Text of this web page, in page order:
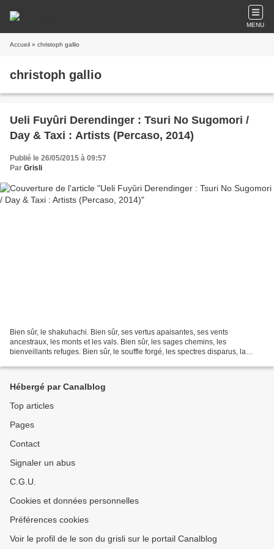
MENU
Accueil » christoph gallio
christoph gallio
Ueli Fuyûri Derendinger : Tsuri No Sugomori /
Day & Taxi : Artists (Percaso, 2014)
Publié le 26/05/2015 à 09:57
Par Grisli
Bien sûr, le shakuhachi. Bien sûr, ses vertus apaisantes, ses vents
ancestraux, les monts et les vals. Bien sûr, les sages chemins, les
bienveillants refuges. Bien sûr, le souffle forgé, les spectres disparus, la
Hébergé par Canalblog
Top articles
Pages
Contact
Signaler un abus
C.G.U.
Cookies et données personnelles
Préférences cookies
Voir le profil de le son du grisli sur le portail Canalblog